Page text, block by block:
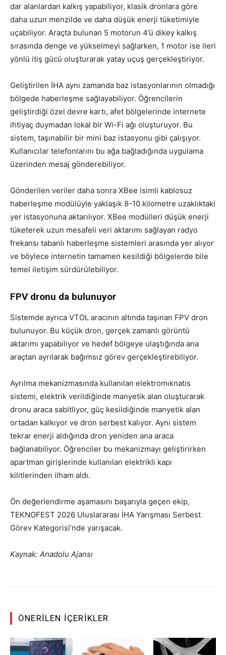
dar alanlardan kalkış yapabiliyor, klasik dronlara göre
daha uzun menzilde ve daha düşük enerji tüketimiyle
uçabiliyor. Araçta bulunan 5 motorun 4’ü dikey kalkış
sırasında denge ve yükselmeyi sağlarken, 1 motor ise ileri
yönlü itiş gücü oluşturarak yatay uçuş gerçekleştiriyor.
Geliştirilen İHA aynı zamanda baz istasyonlarının olmadığı
bölgede haberleşme sağlayabiliyor. Öğrencilerin
geliştirdiği özel devre kartı, afet bölgelerinde internete
ihtiyaç duymadan lokal bir Wi-Fi ağı oluşturuyor. Bu
sistem, taşınabilir bir mini baz istasyonu gibi çalışıyor.
Kullanıcılar telefonlarını bu ağa bağladığında uygulama
üzerinden mesaj gönderebiliyor.
Gönderilen veriler daha sonra XBee isimli kablosuz
haberleşme modülüyle yaklaşık 8-10 kilometre uzaklıktaki
yer istasyonuna aktarılıyor. XBee modülleri düşük enerji
tüketerek uzun mesafeli veri aktarımı sağlayan radyo
frekansı tabanlı haberleşme sistemleri arasında yer alıyor
ve böylece internetin tamamen kesildiği bölgelerde bile
temel iletişim sürdürülebiliyor.
FPV dronu da bulunuyor
Sistemde ayrıca VTOL aracının altında taşınan FPV dron
bulunuyor. Bu küçük dron, gerçek zamanlı görüntü
aktarımı yapabiliyor ve hedef bölgeye ulaştığında ana
araçtan ayrılarak bağımsız görev gerçekleştirebiliyor.
Ayrılma mekanizmasında kullanılan elektromıknatıs
sistemi, elektrik verildiğinde manyetik alan oluşturarak
dronu araca sabitliyor, güç kesildiğinde manyetik alan
ortadan kalkıyor ve dron serbest kalıyor. Aynı sistem
tekrar enerji aldığında dron yeniden ana araca
bağlanabiliyor. Öğrenciler bu mekanizmayı geliştirirken
apartman girişlerinde kullanılan elektrikli kapı
kilitlerinden ilham aldı.
Ön değerlendirme aşamasını başarıyla geçen ekip,
TEKNOFEST 2026 Uluslararası İHA Yarışması Serbest
Görev Kategorisi’nde yarışacak.
Kaynak: Anadolu Ajansı
ÖNERILEN İÇERIKLER